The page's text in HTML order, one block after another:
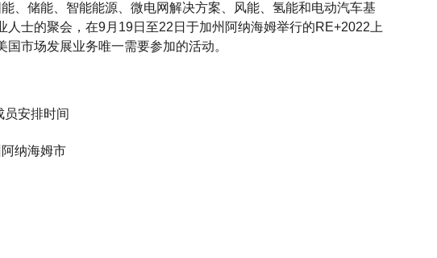
、储能、智能能源、微电网解决方案、风能、氢能和电动汽车基
士的聚会，在9月19日至22日于加州阿纳海姆举行的RE+2022上
市场发展业务唯一需要参加的活动。
员安排时间
纳海姆市